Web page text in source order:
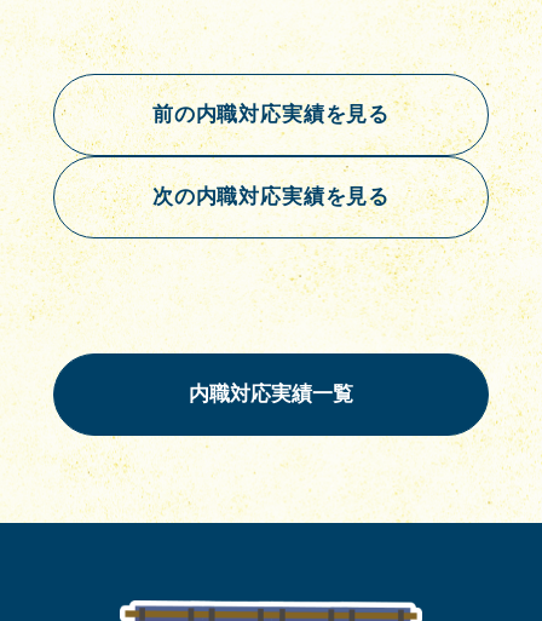
前の内職対応実績を見る
次の内職対応実績を見る
内職対応実績一覧